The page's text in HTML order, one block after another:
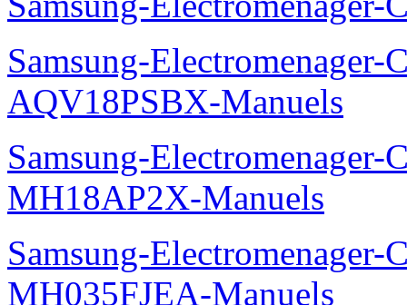
Samsung-Electromenager-
AQV18PSBX-Manuels
Samsung-Electromenager-
MH18AP2X-Manuels
Samsung-Electromenager-
MH035FJEA-Manuels